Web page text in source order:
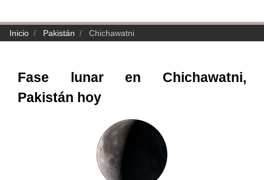
Inicio Pakistán Chichawatni
Fase lunar en Chichawatni,
Pakistán hoy